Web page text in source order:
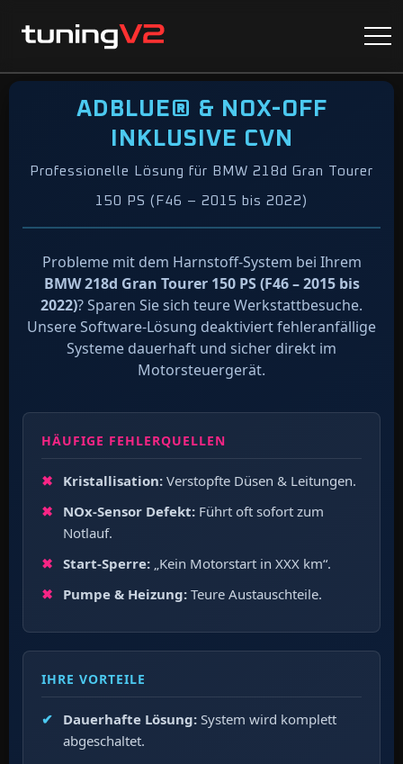
ADBLUE® & NOX-OFF
INKLUSIVE CVN
Professionelle Lösung für BMW 218d Gran Tourer
150 PS (F46 – 2015 bis 2022)
Probleme mit dem Harnstoff-System bei Ihrem
BMW 218d Gran Tourer 150 PS (F46 – 2015 bis
2022)? Sparen Sie sich teure Werkstattbesuche.
Unsere Software-Lösung deaktiviert fehleranfällige
Systeme dauerhaft und sicher direkt im
Motorsteuergerät.
HÄUFIGE FEHLERQUELLEN
Kristallisation: Verstopfte Düsen & Leitungen.
NOx-Sensor Defekt: Führt oft sofort zum
Notlauf.
Start-Sperre: „Kein Motorstart in XXX km“.
Pumpe & Heizung: Teure Austauschteile.
IHRE VORTEILE
Dauerhafte Lösung: System wird komplett
abgeschaltet.